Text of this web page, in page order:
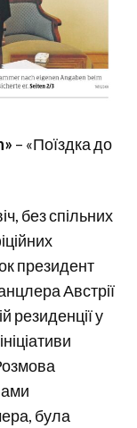
– «Поїздка до
без спільних
президент
Австрії
резиденції у
була